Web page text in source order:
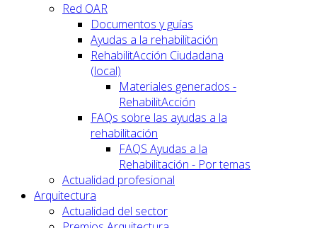
Red OAR
Documentos y guías
Ayudas a la rehabilitación
RehabilitAcción Ciudadana
(local)
Materiales generados -
RehabilitAcción
FAQs sobre las ayudas a la
rehabilitación
FAQS Ayudas a la
Rehabilitación - Por temas
Actualidad profesional
Arquitectura
Actualidad del sector